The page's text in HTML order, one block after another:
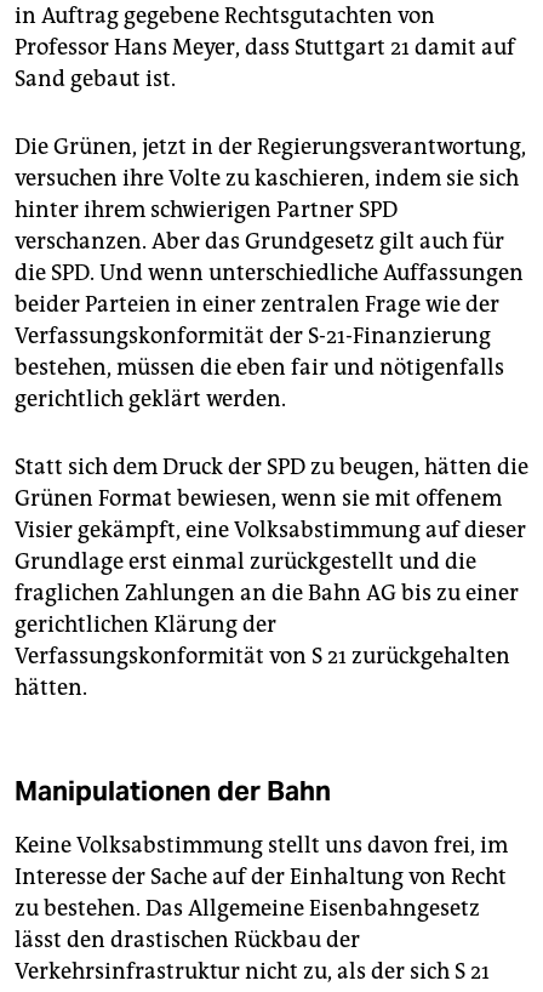
in Auftrag gegebene Rechtsgutachten von
Professor Hans Meyer, dass Stuttgart 21 damit auf
Sand gebaut ist.
Die Grünen, jetzt in der Regierungsverantwortung,
versuchen ihre Volte zu kaschieren, indem sie sich
hinter ihrem schwierigen Partner SPD
verschanzen. Aber das Grundgesetz gilt auch für
die SPD. Und wenn unterschiedliche Auffassungen
beider Parteien in einer zentralen Frage wie der
Verfassungskonformität der S-21-Finanzierung
bestehen, müssen die eben fair und nötigenfalls
gerichtlich geklärt werden.
Statt sich dem Druck der SPD zu beugen, hätten die
Grünen Format bewiesen, wenn sie mit offenem
Visier gekämpft, eine Volksabstimmung auf dieser
Grundlage erst einmal zurückgestellt und die
fraglichen Zahlungen an die Bahn AG bis zu einer
gerichtlichen Klärung der
Verfassungskonformität von S 21 zurückgehalten
hätten.
Manipulationen der Bahn
Keine Volksabstimmung stellt uns davon frei, im
Interesse der Sache auf der Einhaltung von Recht
zu bestehen. Das Allgemeine Eisenbahngesetz
lässt den drastischen Rückbau der
Verkehrsinfrastruktur nicht zu, als der sich S 21